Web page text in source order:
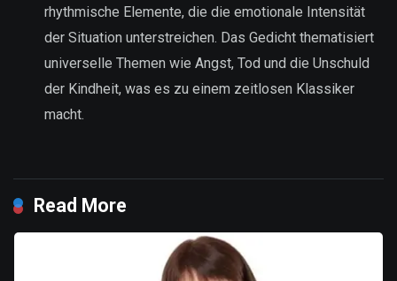
rhythmische Elemente, die die emotionale Intensität
der Situation unterstreichen. Das Gedicht thematisiert
universelle Themen wie Angst, Tod und die Unschuld
der Kindheit, was es zu einem zeitlosen Klassiker
macht.
Read More